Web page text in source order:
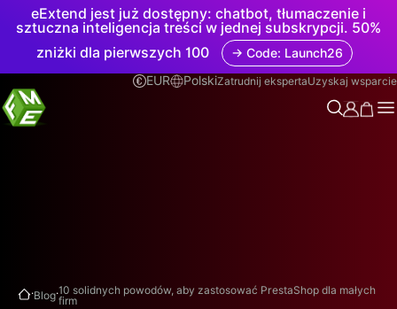
eExtend jest już dostępny: chatbot, tłumaczenie i
sztuczna inteligencja treści w jednej subskrypcji. 50%
zniżki dla pierwszych 100
→ Code: Launch26
EUR
PolskiZatrudnij ekspertaUzyskaj wsparcie
.Blog.10 solidnych powodów, aby zastosować PrestaShop dla małych
firm